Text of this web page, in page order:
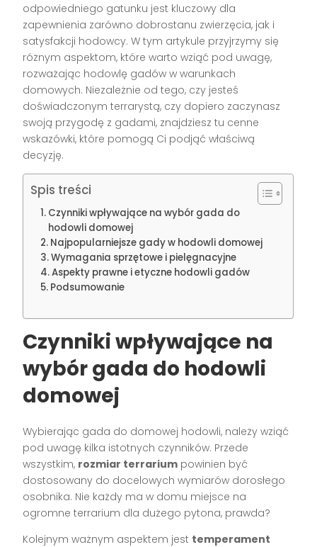
odpowiedniego gatunku jest kluczowy dla
zapewnienia zarówno dobrostanu zwierzęcia, jak i
satysfakcji hodowcy. W tym artykule przyjrzymy się
różnym aspektom, które warto wziąć pod uwagę,
rozważając hodowlę gadów w warunkach
domowych. Niezależnie od tego, czy jesteś
doświadczonym terrarystą, czy dopiero zaczynasz
swoją przygodę z gadami, znajdziesz tu cenne
wskazówki, które pomogą Ci podjąć właściwą
decyzję.
Spis treści
Czynniki wpływające na wybór gada do
hodowli domowej
Najpopularniejsze gady w hodowli domowej
Wymagania sprzętowe i pielęgnacyjne
Aspekty prawne i etyczne hodowli gadów
Podsumowanie
Czynniki wpływające na
wybór gada do hodowli
domowej
Wybierając gada do domowej hodowli, należy wziąć
pod uwagę kilka istotnych czynników. Przede
wszystkim, rozmiar terrarium powinien być
dostosowany do docelowych wymiarów dorosłego
osobnika. Nie każdy ma w domu miejsce na
ogromne terrarium dla dużego pytona, prawda?
Kolejnym ważnym aspektem jest temperament